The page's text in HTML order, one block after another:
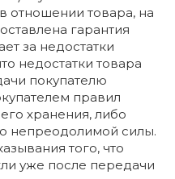
отношении товара, на
гарантия
за недостатки
недостатки товара
покупателю
правил
хранения, либо
непреодолимой силы.
того, что
уже после передачи